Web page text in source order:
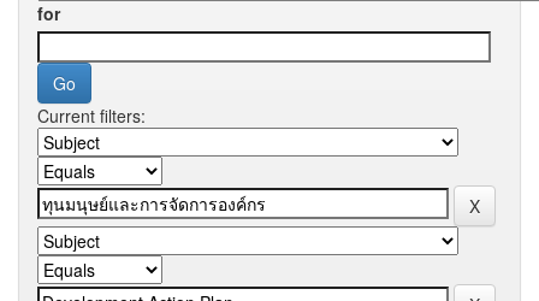
for
Current filters: